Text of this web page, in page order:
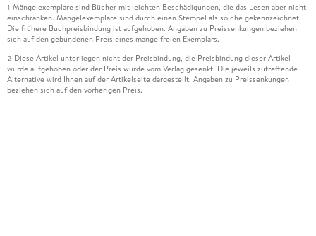
1 Mängelexemplare sind Bücher mit leichten Beschädigungen, die das Lesen aber nicht
einschränken. Mängelexemplare sind durch einen Stempel als solche gekennzeichnet.
Die frühere Buchpreisbindung ist aufgehoben. Angaben zu Preissenkungen beziehen
sich auf den gebundenen Preis eines mangelfreien Exemplars.
2 Diese Artikel unterliegen nicht der Preisbindung, die Preisbindung dieser Artikel
wurde aufgehoben oder der Preis wurde vom Verlag gesenkt. Die jeweils zutreffende
Alternative wird Ihnen auf der Artikelseite dargestellt. Angaben zu Preissenkungen
beziehen sich auf den vorherigen Preis.